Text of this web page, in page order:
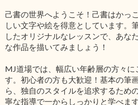
己書の世界へようこそ！己書はかっ
しい文字や絵を得意としています。
したオリジナルなレッスンで、あな
な作品を描いてみましょう！
MJ道場では、幅広い年齢層の方々に
す。初心者の方も大歓迎！基本の筆
ら、独自のスタイルを追求するため
寧な指導で一からしっかりと学べます